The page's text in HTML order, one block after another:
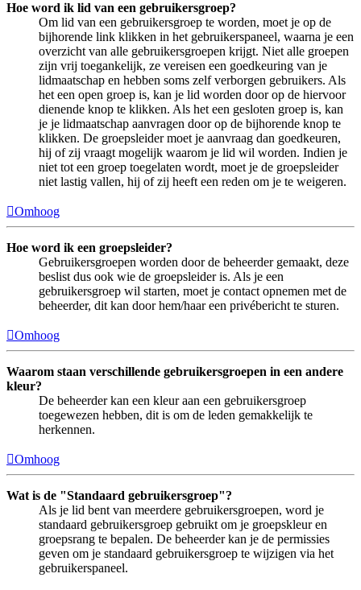
Hoe word ik lid van een gebruikersgroep?
Om lid van een gebruikersgroep te worden, moet je op de
bijhorende link klikken in het gebruikerspaneel, waarna je een
overzicht van alle gebruikersgroepen krijgt. Niet alle groepen
zijn vrij toegankelijk, ze vereisen een goedkeuring van je
lidmaatschap en hebben soms zelf verborgen gebruikers. Als
het een open groep is, kan je lid worden door op de hiervoor
dienende knop te klikken. Als het een gesloten groep is, kan
je je lidmaatschap aanvragen door op de bijhorende knop te
klikken. De groepsleider moet je aanvraag dan goedkeuren,
hij of zij vraagt mogelijk waarom je lid wil worden. Indien je
niet tot een groep toegelaten wordt, moet je de groepsleider
niet lastig vallen, hij of zij heeft een reden om je te weigeren.
Omhoog
Hoe word ik een groepsleider?
Gebruikersgroepen worden door de beheerder gemaakt, deze
beslist dus ook wie de groepsleider is. Als je een
gebruikersgroep wil starten, moet je contact opnemen met de
beheerder, dit kan door hem/haar een privébericht te sturen.
Omhoog
Waarom staan verschillende gebruikersgroepen in een andere
kleur?
De beheerder kan een kleur aan een gebruikersgroep
toegewezen hebben, dit is om de leden gemakkelijk te
herkennen.
Omhoog
Wat is de "Standaard gebruikersgroep"?
Als je lid bent van meerdere gebruikersgroepen, word je
standaard gebruikersgroep gebruikt om je groepskleur en
groepsrang te bepalen. De beheerder kan je de permissies
geven om je standaard gebruikersgroep te wijzigen via het
gebruikerspaneel.